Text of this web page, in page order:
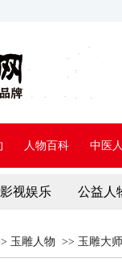
人物百科 中医
影视娱乐 公益人
玉雕人物 >> 玉雕大师